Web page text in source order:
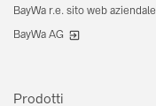
Prodotti
BayWa r.e. sito web aziendale
BayWa AG